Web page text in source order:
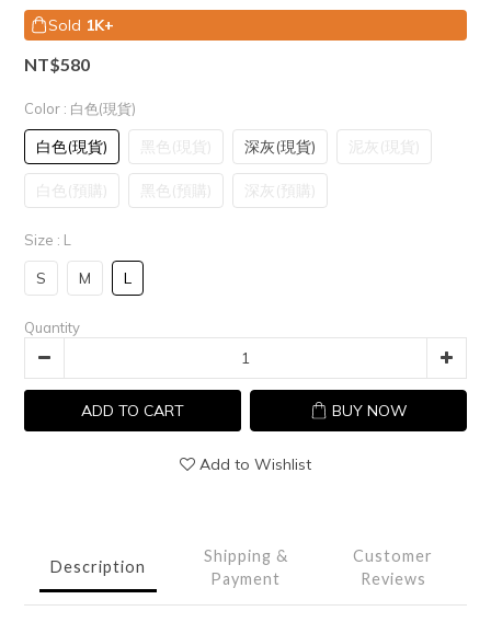
Sold 1K+
NT$580
Color : 白色(現貨)
白色(現貨) 黑色(現貨) 深灰(現貨) 泥灰(現貨)
白色(預購) 黑色(預購) 深灰(預購)
Size : L
S M L
Quantity
ADD TO CART BUY NOW
Add to Wishlist
Description
Shipping &
Payment
Customer
Reviews